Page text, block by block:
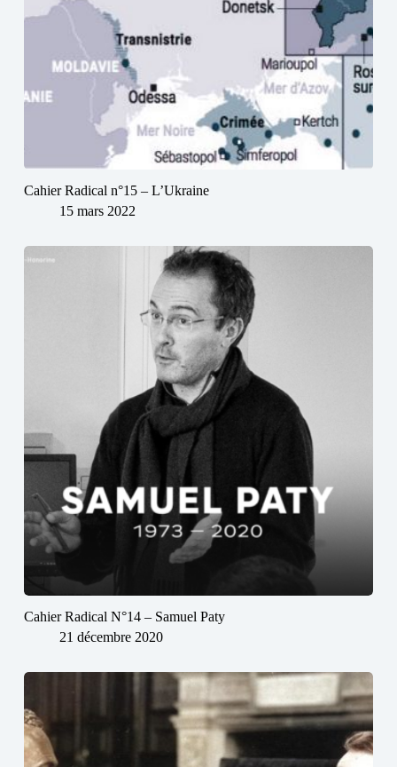
Cahier Radical n°15 – L’Ukraine
15 mars 2022
Cahier Radical N°14 – Samuel Paty
21 décembre 2020